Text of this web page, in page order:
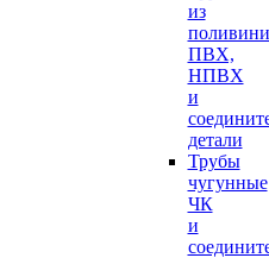
из
ПВХ,
НПВХ
и
детали
Трубы
чугунные
ЧК
и